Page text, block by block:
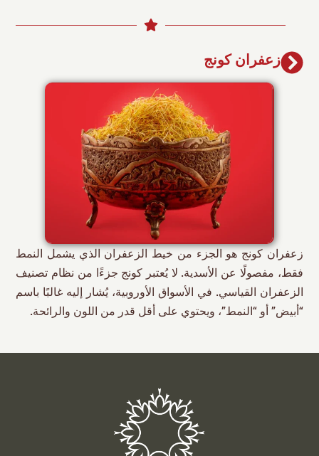
زعفران کونج
زعفران كونج هو الجزء من خيط الزعفران الذي يشمل النمط
فقط، مفصولًا عن الأسدية. لا يُعتبر كونج جزءًا من نظام تصنيف
الزعفران القياسي. في الأسواق الأوروبية، يُشار إليه غالبًا باسم
“أبيض” أو “النمط”، ويحتوي على أقل قدر من اللون والرائحة.